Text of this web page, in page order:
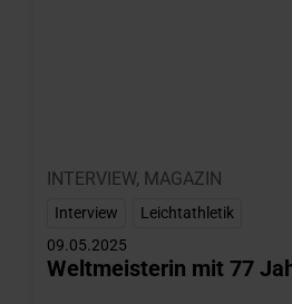
INTERVIEW, MAGAZIN
Interview
Leichtathletik
09.05.2025
Weltmeisterin mit 77